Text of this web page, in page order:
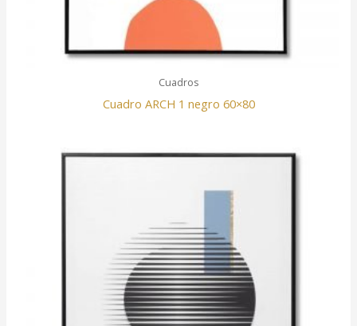
Cuadros
Cuadro ARCH 1 negro 60×80